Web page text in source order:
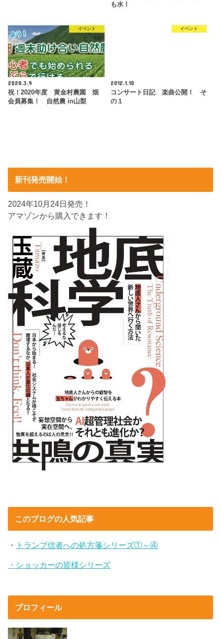
も水！
イベント
2020.3.9
祝！2020年度 黄金村農園 畑
会員募集！ 自然農 in山梨
イベント
2012.1.10
コンサート日記 楽曲公開！ そ
の１
新刊発売開始！
2024年10月24日発売！
アマゾンから購入できます！
このブログの人気記事
・ トランプ信者への処方箋シリーズ①～④
・ショッカーの皆様シリーズ
プロフィール